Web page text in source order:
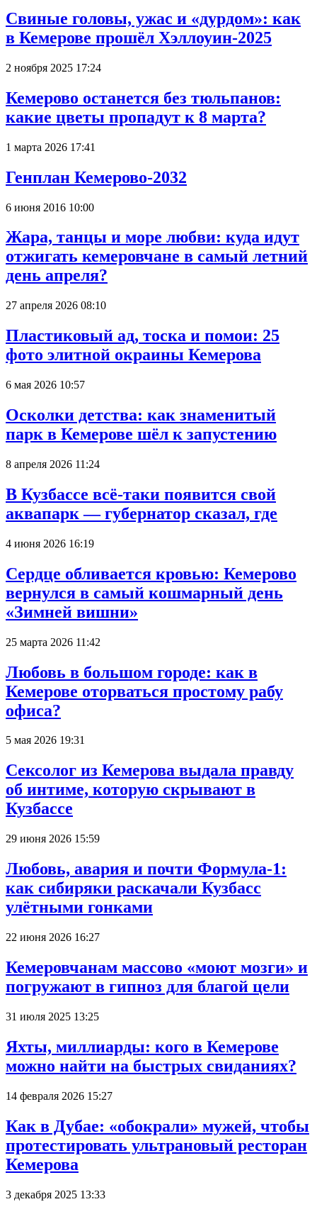
Свиные головы, ужас и «дурдом»: как
в Кемерове прошёл Хэллоуин-2025
2 ноября 2025 17:24
Кемерово останется без тюльпанов:
какие цветы пропадут к 8 марта?
1 марта 2026 17:41
Генплан Кемерово-2032
6 июня 2016 10:00
Жара, танцы и море любви: куда идут
отжигать кемеровчане в самый летний
день апреля?
27 апреля 2026 08:10
Пластиковый ад, тоска и помои: 25
фото элитной окраины Кемерова
6 мая 2026 10:57
Осколки детства: как знаменитый
парк в Кемерове шёл к запустению
8 апреля 2026 11:24
В Кузбассе всё-таки появится свой
аквапарк — губернатор сказал, где
4 июня 2026 16:19
Сердце обливается кровью: Кемерово
вернулся в самый кошмарный день
«Зимней вишни»
25 марта 2026 11:42
Любовь в большом городе: как в
Кемерове оторваться простому рабу
офиса?
5 мая 2026 19:31
Сексолог из Кемерова выдала правду
об интиме, которую скрывают в
Кузбассе
29 июня 2026 15:59
Любовь, авария и почти Формула-1:
как сибиряки раскачали Кузбасс
улётными гонками
22 июня 2026 16:27
Кемеровчанам массово «моют мозги» и
погружают в гипноз для благой цели
31 июля 2025 13:25
Яхты, миллиарды: кого в Кемерове
можно найти на быстрых свиданиях?
14 февраля 2026 15:27
Как в Дубае: «обокрали» мужей, чтобы
протестировать ультрановый ресторан
Кемерова
3 декабря 2025 13:33